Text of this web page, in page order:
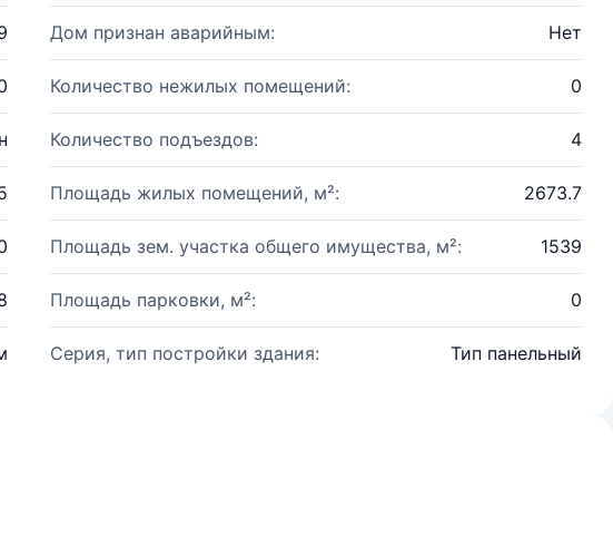
Дом признан аварийным: Нет
Количество нежилых помещений: 0
Количество подъездов: 4
Площадь жилых помещений, м²: 2673.7
Площадь зем. участка общего имущества, м²: 1539
Площадь парковки, м²: 0
Серия, тип постройки здания: Тип панельный